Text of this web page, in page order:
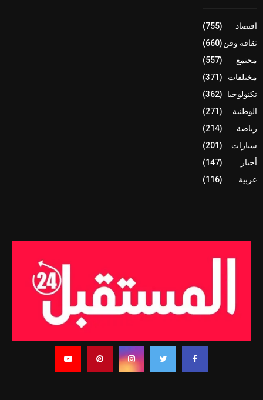
اقتصاد
(755)
ثقافة وفن(660)
مجتمع
(557)
مختلفات
(371)
تكنولوجيا
(362)
الوطنية
(271)
رياضة
(214)
سيارات
(201)
أخبار
(147)
عربية
(116)